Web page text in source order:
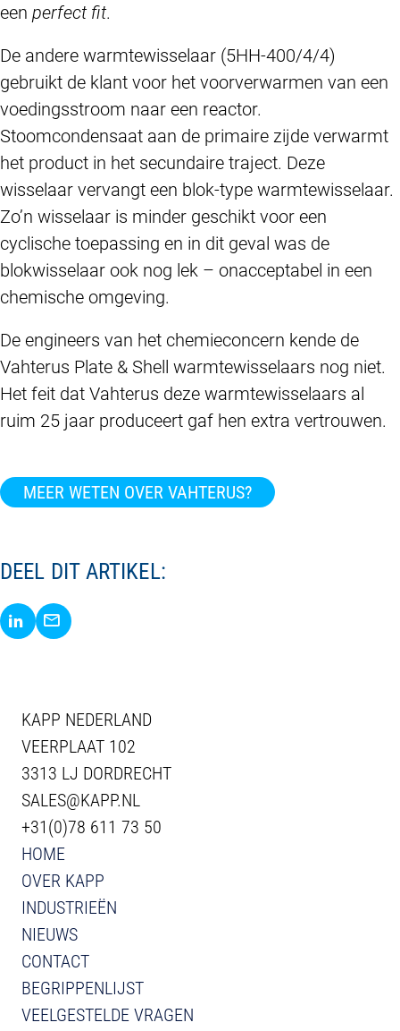
een perfect fit.
De andere warmtewisselaar (5HH-400/4/4)
gebruikt de klant voor het voorverwarmen van een
voedingsstroom naar een reactor.
Stoomcondensaat aan de primaire zijde verwarmt
het product in het secundaire traject. Deze
wisselaar vervangt een blok-type warmtewisselaar.
Zo’n wisselaar is minder geschikt voor een
cyclische toepassing en in dit geval was de
blokwisselaar ook nog lek – onacceptabel in een
chemische omgeving.
De engineers van het chemieconcern kende de
Vahterus Plate & Shell warmtewisselaars nog niet.
Het feit dat Vahterus deze warmtewisselaars al
ruim 25 jaar produceert gaf hen extra vertrouwen.
MEER WETEN OVER VAHTERUS?
DEEL DIT ARTIKEL:
Delen via LinkedIn
Delen via E-Mail
KAPP NEDERLAND
VEERPLAAT 102
3313 LJ DORDRECHT
SALES@KAPP.NL
+31(0)78 611 73 50
HOME
OVER KAPP
INDUSTRIEËN
NIEUWS
CONTACT
BEGRIPPENLIJST
VEELGESTELDE VRAGEN